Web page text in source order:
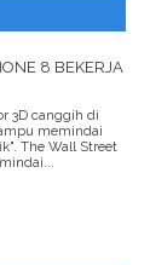
8 BEKERJA
3D canggih di
memindai
The Wall Street